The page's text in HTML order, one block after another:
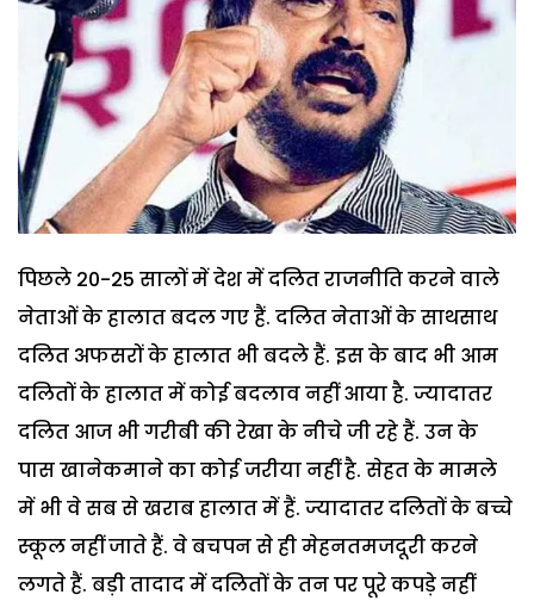
पिछले 20-25 सालों में देश में दलित राजनीति करने वाले
नेताओं के हालात बदल गए हैं. दलित नेताओं के साथसाथ
दलित अफसरों के हालात भी बदले हैं. इस के बाद भी आम
दलितों के हालात में कोई बदलाव नहीं आया है. ज्यादातर
दलित आज भी गरीबी की रेखा के नीचे जी रहे हैं. उन के
पास खानेकमाने का कोई जरीया नहीं है. सेहत के मामले
में भी वे सब से खराब हालात में हैं. ज्यादातर दलितों के बच्चे
स्कूल नहीं जाते हैं. वे बचपन से ही मेहनतमजदूरी करने
लगते हैं. बड़ी तादाद में दलितों के तन पर पूरे कपड़े नहीं